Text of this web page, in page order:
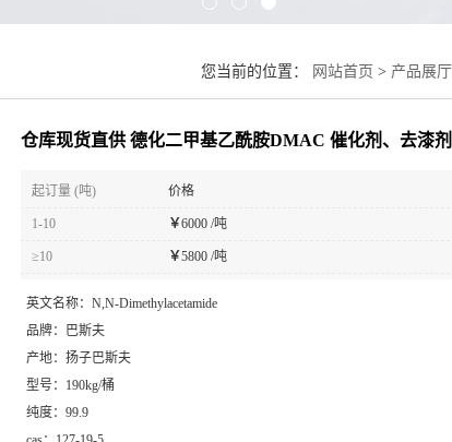
您当前的位置： 网站首页 > 产品展厅
仓库现货直供 德化二甲基乙酰胺DMAC 催化剂、去漆剂
起订量 (吨) 价格
1-10 ￥6000 /吨
≥10 ￥5800 /吨
英文名称： N,N-Dimethylacetamide
品牌：
巴斯夫
产地： 扬子巴斯夫
型号： 190kg/桶
纯度： 99.9